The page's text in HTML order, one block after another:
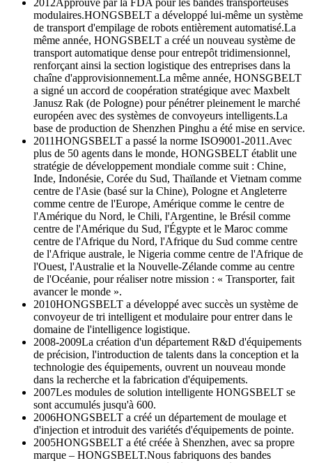
modulaires.HONGSBELT a développé lui-même un système
de transport d'empilage de robots entièrement automatisé.La
même année, HONGSBELT a créé un nouveau système de
transport automatique dense pour entrepôt tridimensionnel,
renforçant ainsi la section logistique des entreprises dans la
chaîne d'approvisionnement.La même année, HONSGBELT
a signé un accord de coopération stratégique avec Maxbelt
Janusz Rak (de Pologne) pour pénétrer pleinement le marché
européen avec des systèmes de convoyeurs intelligents.La
base de production de Shenzhen Pinghu a été mise en service.
2011HONGSBELT a passé la norme ISO9001-2011.Avec
plus de 50 agents dans le monde, HONGSBELT établit une
stratégie de développement mondiale comme suit : Chine,
Inde, Indonésie, Corée du Sud, Thaïlande et Vietnam comme
centre de l'Asie (basé sur la Chine), Pologne et Angleterre
comme centre de l'Europe, Amérique comme le centre de
l'Amérique du Nord, le Chili, l'Argentine, le Brésil comme
centre de l'Amérique du Sud, l'Égypte et le Maroc comme
centre de l'Afrique du Nord, l'Afrique du Sud comme centre
de l'Afrique australe, le Nigeria comme centre de l'Afrique de
l'Ouest, l'Australie et la Nouvelle-Zélande comme au centre
de l'Océanie, pour réaliser notre mission : « Transporter, fait
avancer le monde ».
2010HONGSBELT a développé avec succès un système de
convoyeur de tri intelligent et modulaire pour entrer dans le
domaine de l'intelligence logistique.
2008-2009La création d'un département R&D d'équipements
de précision, l'introduction de talents dans la conception et la
technologie des équipements, ouvrent un nouveau monde
dans la recherche et la fabrication d'équipements.
2007Les modules de solution intelligente HONGSBELT se
sont accumulés jusqu'à 600.
2006HONGSBELT a créé un département de moulage et
d'injection et introduit des variétés d'équipements de pointe.
2005HONGSBELT a été créée à Shenzhen, avec sa propre
marque – HONGSBELT.Nous fabriquons des bandes